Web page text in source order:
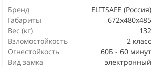
Бренд
ELITSAFE (Россия)
Габариты
672x480x485
Вес (кг)
132
Взломостойкость
2 класс
Огнестойкость
60Б - 60 минут
Вид замка
электронный